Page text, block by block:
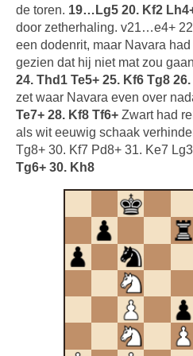
de toren. 19…Lg5 20. Kf2
door zetherhaling. v21…e4+
een dodenrit, maar Navara
gezien dat hij niet mat zou
24. Thd1 Te5+ 25. Kf6 Tg8
zet waar Navara even over
Te7+ 28. Kf8 Tf6+ Zwart had
als wit eeuwig schaak
Tg8+ 30. Kf7 Pd8+ 31. Ke7
Tg6+ 30. Kh8